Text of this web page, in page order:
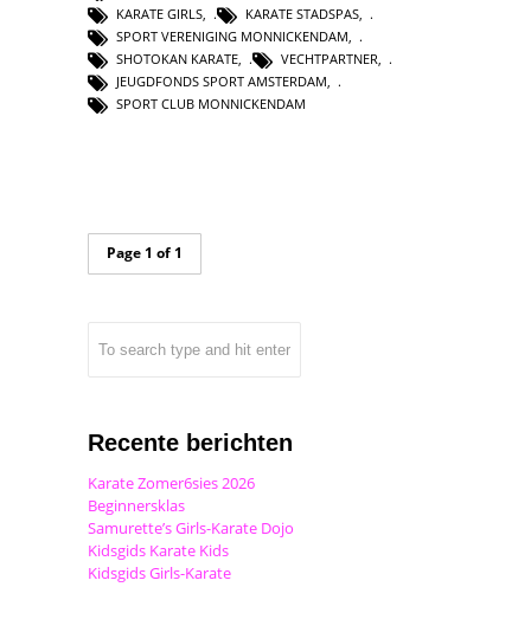
KARATE GIRLS
KARATE STADSPAS
SPORT VERENIGING MONNICKENDAM
SHOTOKAN KARATE
VECHTPARTNER
JEUGDFONDS SPORT AMSTERDAM
SPORT CLUB MONNICKENDAM
Page 1 of 1
Recente berichten
Karate Zomer6sies 2026
Beginnersklas
Samurette’s Girls-Karate Dojo
Kidsgids Karate Kids
Kidsgids Girls-Karate